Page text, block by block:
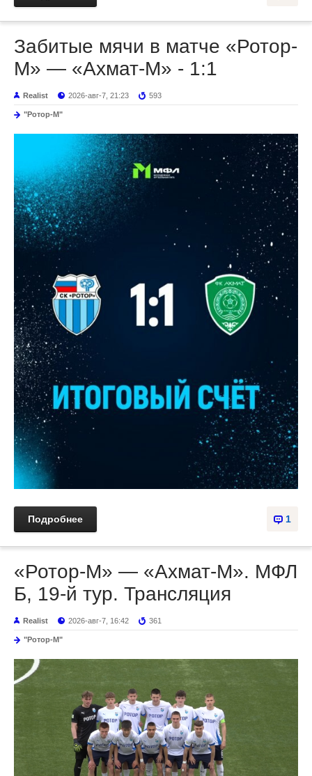
Забитые мячи в матче «Ротор-
М» — «Ахмат-М» - 1:1
Realist 2026-авг-7, 21:23 593
"Ротор-М"
1
Подробнее
«Ротор-М» — «Ахмат-М». МФЛ
Б, 19-й тур. Трансляция
Realist 2026-авг-7, 16:42 361
"Ротор-М"